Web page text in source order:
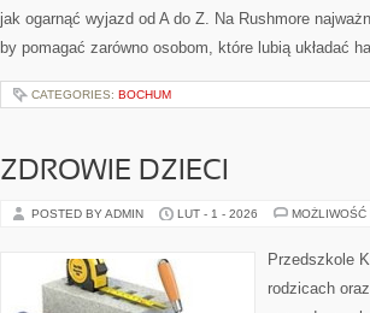
jak ogarnąć wyjazd od A do Z. Na Rushmore
by pomagać zarówno osobom, które lubią układać
CATEGORIES: BOCHUM
ZDROWIE DZIECI
POSTED BY ADMIN LUT - 1 - 2026 MOŻLIWOŚĆ
Przedszkole
rodzicach